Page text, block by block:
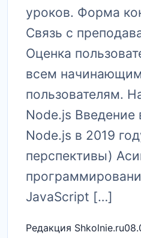
уроков. Форма
Связь с
Оценка
всем
пользователям.
Node.js Введение
Node.js в 2019
перспективы)
JavaScript […]
Редакция Shkolnie.ru